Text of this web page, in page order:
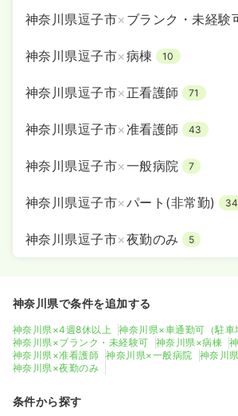
神奈川県逗子市× ブランク・未経験
神奈川県逗子市×病棟 10
神奈川県逗子市× 正看護師 71
神奈川県逗子市×准看護師 43
神奈川県逗子市×一般病院 7
神奈川県逗子市×パート(非常勤) 34
神奈川県逗子市×夜勤のみ 5
神奈川県で条件を追加する
神奈川県×4週8休以上
神奈川県×車通勤可（駐車
神奈川県×ブランク・未経験可
神奈川県×病棟
神奈川県×准看護師
神奈川県×一般病院
神奈川
神奈川県×夜勤のみ
条件から探す